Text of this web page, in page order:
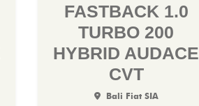
FASTBACK 1.0
TURBO 200
HYBRID AUDACE
CVT
Bali Fiat SIA